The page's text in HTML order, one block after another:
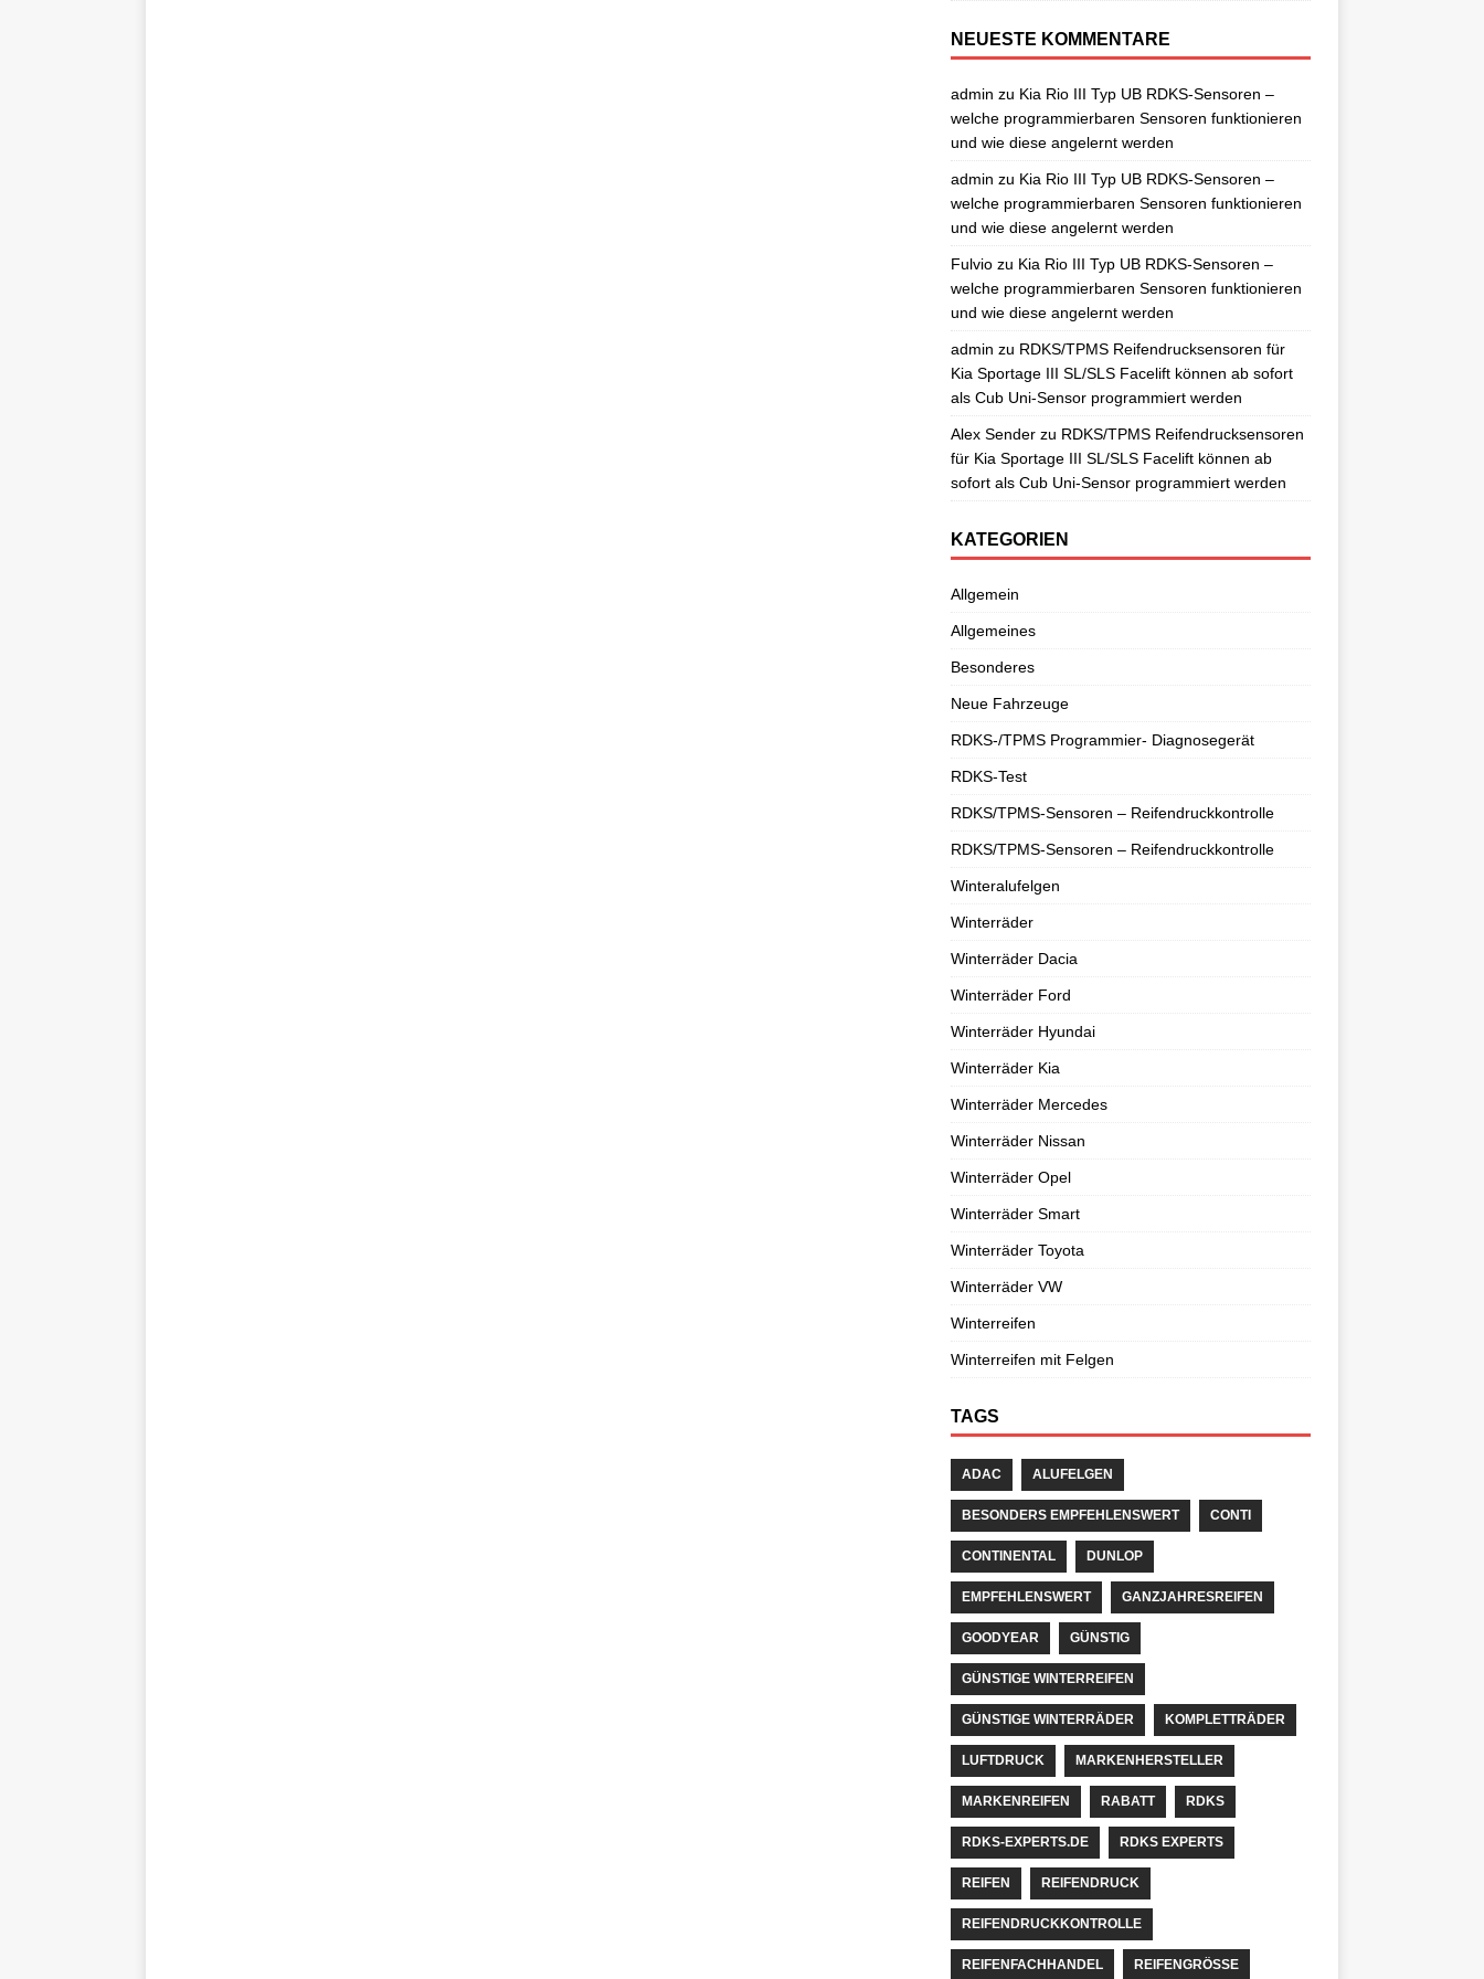
NEUESTE KOMMENTARE
admin zu Kia Rio III Typ UB RDKS-Sensoren –
welche programmierbaren Sensoren funktionieren
und wie diese angelernt werden
admin zu Kia Rio III Typ UB RDKS-Sensoren –
welche programmierbaren Sensoren funktionieren
und wie diese angelernt werden
Fulviozu Kia Rio III Typ UB RDKS-Sensoren –
welche programmierbaren Sensoren funktionieren
und wie diese angelernt werden
admin zu RDKS/TPMS Reifendrucksensoren für
Kia Sportage III SL/SLS Facelift können ab sofort
als Cub Uni-Sensor programmiert werden
Alex Senderzu RDKS/TPMS Reifendrucksensoren
für Kia Sportage III SL/SLS Facelift können ab
sofort als Cub Uni-Sensor programmiert werden
KATEGORIEN
Allgemein
Allgemeines
Besonderes
Neue Fahrzeuge
RDKS-/TPMS Programmier- Diagnosegerät
RDKS-Test
RDKS/TPMS-Sensoren – Reifendruckkontrolle
RDKS/TPMS-Sensoren – Reifendruckkontrolle
Winteralufelgen
Winterräder
Winterräder Dacia
Winterräder Ford
Winterräder Hyundai
Winterräder Kia
Winterräder Mercedes
Winterräder Nissan
Winterräder Opel
Winterräder Smart
Winterräder Toyota
Winterräder VW
Winterreifen
Winterreifen mit Felgen
TAGS
ADAC ALUFELGEN
BESONDERS EMPFEHLENSWERT CONTI
CONTINENTAL DUNLOP
EMPFEHLENSWERT GANZJAHRESREIFEN
GOODYEAR GÜNSTIG
GÜNSTIGE WINTERREIFEN
GÜNSTIGE WINTERRÄDER KOMPLETTRÄDER
LUFTDRUCK MARKENHERSTELLER
MARKENREIFEN RABATT RDKS
RDKS-EXPERTS.DE RDKS EXPERTS
REIFEN REIFENDRUCK
REIFENDRUCKKONTROLLE
REIFENFACHHANDEL REIFENGRÖSSE